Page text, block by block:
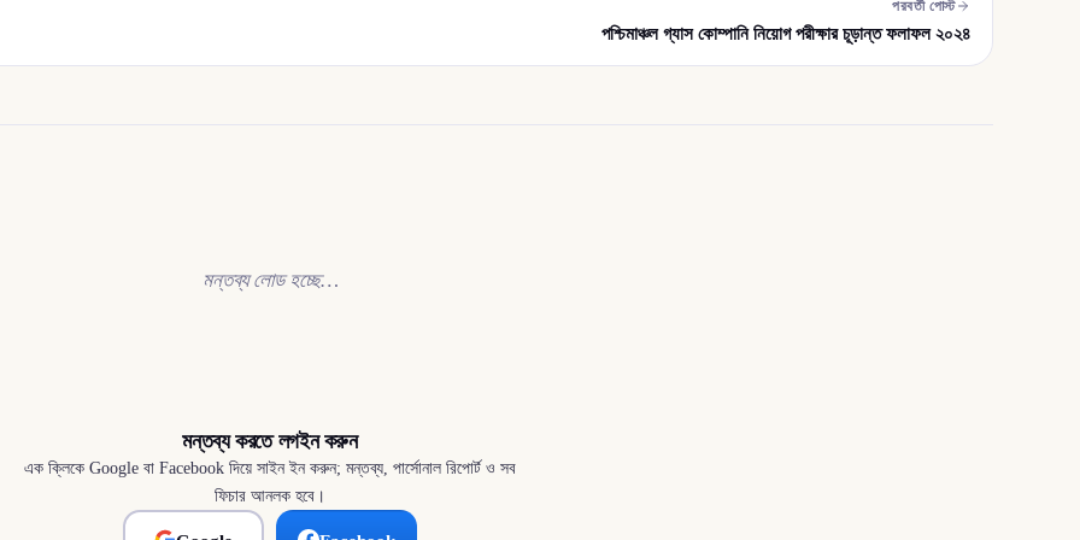
পরবর্তী পোস্ট
পশ্চিমাঞ্চল গ্যাস কোম্পানি নিয়োগ পরীক্ষার চূড়ান্ত ফলাফল ২০২৪
মন্তব্য লোড হচ্ছে…
মন্তব্য করতে লগইন করুন
এক ক্লিকে Google বা Facebook দিয়ে সাইন ইন করুন; মন্তব্য, পার্সোনাল রিপোর্ট ও সব
ফিচার আনলক হবে।